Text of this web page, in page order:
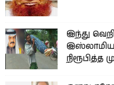
இந்து
நிரூபித்த